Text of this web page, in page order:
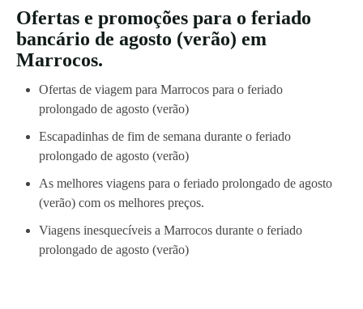
Ofertas e promoções para o feriado
bancário de agosto (verão) em
Marrocos.
Ofertas de viagem para Marrocos para o feriado
prolongado de agosto (verão)
Escapadinhas de fim de semana durante o feriado
prolongado de agosto (verão)
As melhores viagens para o feriado prolongado de agosto
(verão) com os melhores preços.
Viagens inesquecíveis a Marrocos durante o feriado
prolongado de agosto (verão)